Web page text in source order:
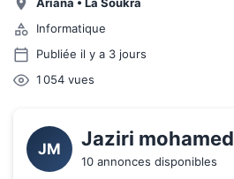
Informatique
Publiée il y a 3 jours
1 054 vues
JM Jaziri mohamed
10 annonces disponibles